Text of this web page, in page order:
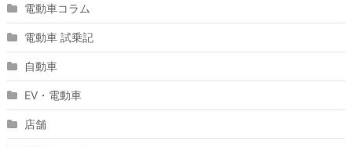
電動車コラム
電動車 試乗記
自動車
EV・電動車
店舗